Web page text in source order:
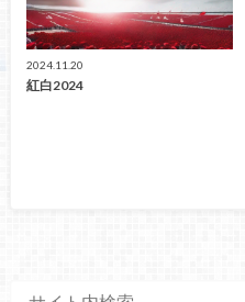
2024.11.20
紅白2024